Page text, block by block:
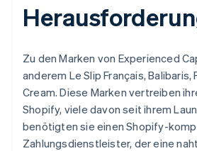
Zu den Marken von Experienced
anderem Le Slip Français, Balibaris,
Cream. Diese Marken vertreiben
Shopify, viele davon seit ihrem
benötigten sie einen Shopify-
Zahlungsdienstleister, der eine